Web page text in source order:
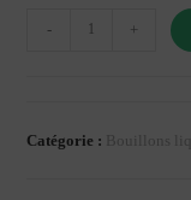
et
- +
Catégorie : Bouillons